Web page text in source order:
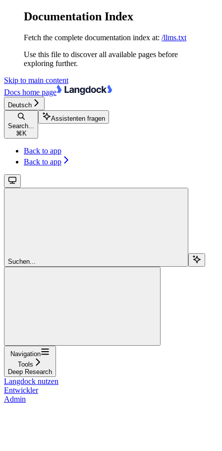
Documentation Index
Fetch the complete documentation index at: /llms.txt
Use this file to discover all available pages before
exploring further.
Skip to main content
Docs home page
Deutsch
Search...
⌘ K
Assistenten fragen
Back to app
Back to app
Suchen...
Navigation
Tools
Deep Research
Langdock nutzen
Entwickler
Admin